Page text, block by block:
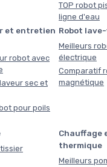
TOP robot
ligne d'eau
et entretien
robot avec
sec et
pour poils
Robot
Meilleurs
électrique
Comparatif
magnétique
Chauffage
thermique
Meilleurs